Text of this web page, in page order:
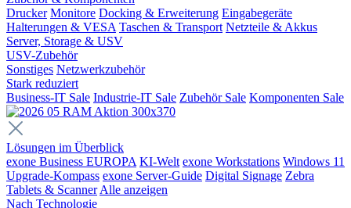
Drucker Monitore Docking & Erweiterung Eingabegeräte
Halterungen & VESA Taschen & Transport Netzteile & Akkus
Server, Storage & USV
USV-Zubehör
Sonstiges Netzwerkzubehör
Stark reduziert
Business-IT Sale Industrie-IT Sale Zubehör Sale Komponenten Sale
Lösungen im Überblick
exone Business EUROPA KI-Welt exone Workstations Windows 11
Upgrade-Kompass exone Server-Guide Digital Signage Zebra
Tablets & Scanner Alle anzeigen
Nach Technologie